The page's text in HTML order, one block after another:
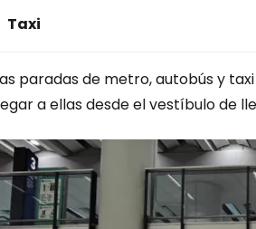
Taxi
paradas de metro, autobús y
a ellas desde el vestíbulo de